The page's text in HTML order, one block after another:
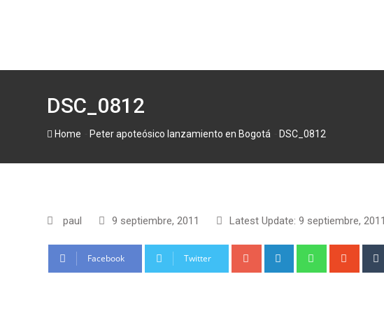
DSC_0812
Home Peter apoteósico lanzamiento en Bogotá DSC_0812
paul 9 septiembre, 2011 Latest Update: 9 septiembre,
Facebook Twitter Google+ LinkedIn Whatsapp